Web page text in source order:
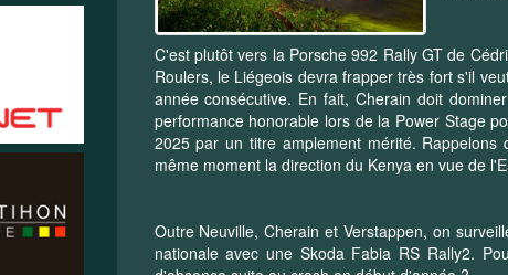
C'est plutôt vers la Porsche 992 Rally GT de
Roulers, le Liégeois devra frapper très fort s'il
année consécutive. En fait, Cherain doit
performance honorable lors de la Power Stage
2025 par un titre amplement mérité.
même moment la direction du Kenya en vue de
Outre Neuville, Cherain et Verstappen, on
nationale avec une Skoda Fabia RS Rally2.